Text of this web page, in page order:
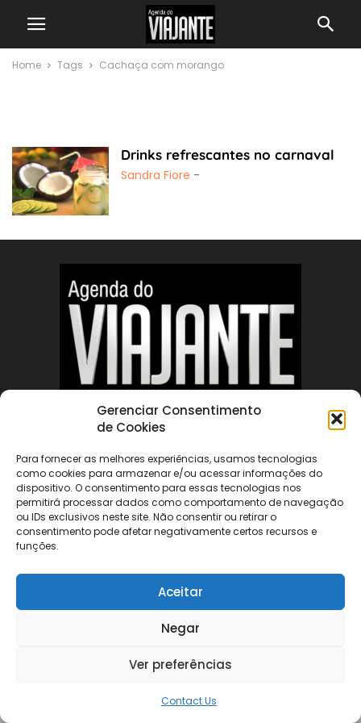
Gerenciar Consentimento
de Cookies
Para fornecer as melhores experiências, usamos tecnologias
como cookies para armazenar e/ou acessar informações do
dispositivo. O consentimento para essas tecnologias nos
permitirá processar dados como comportamento de navegação
ou IDs exclusivos neste site. Não consentir ou retirar o
consentimento pode afetar negativamente certos recursos e
funções.
Aceitar
Negar
Ver preferências
Contact Us
Home Tags Cachaça com morango
Drinks refrescantes no carnaval
Sandra Fiore -
FOLLOW US
©